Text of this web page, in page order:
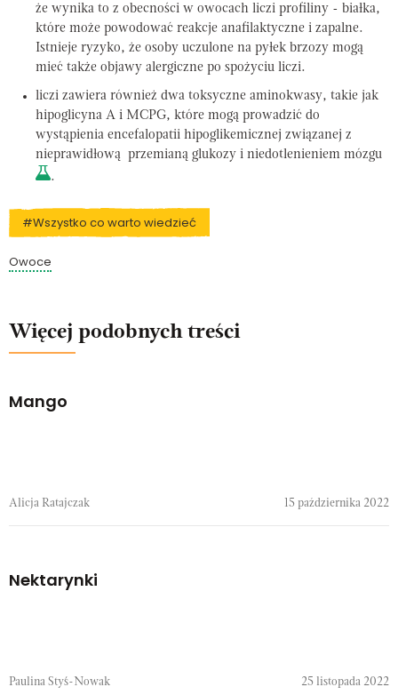
że wynika to z obecności w owocach liczi profiliny - białka,
które może powodować reakcje anafilaktyczne i zapalne.
Istnieje ryzyko, że osoby uczulone na pyłek brzozy mogą
mieć także objawy alergiczne po spożyciu liczi.
liczi zawiera również dwa toksyczne aminokwasy, takie jak
hipoglicyna A i MCPG, które mogą prowadzić do
wystąpienia encefalopatii hipoglikemicznej związanej z
nieprawidłową przemianą glukozy i niedotlenieniem mózgu
.
#Wszystko co warto wiedzieć
Owoce
Więcej podobnych treści
Mango
Alicja Ratajczak 15 października 2022
Nektarynki
Paulina Styś-Nowak 25 listopada 2022